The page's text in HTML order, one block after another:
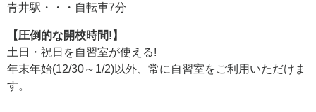
青井駅・・・自転車7分
【圧倒的な開校時間!】
土日・祝日を自習室が使える!
年末年始(12/30～1/2)以外、常に自習室をご利用いただけま
す。